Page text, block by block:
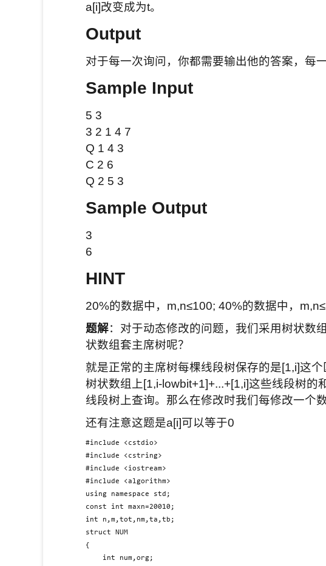
a[i]改变成为t。
Output
对于每一次询问，你都需要输出他的答案，每
Sample Input
5 3
3 2 1 4 7
Q 1 4 3
C 2 6
Q 2 5 3
Sample Output
3
6
HINT
20%的数据中，m,n≤100; 40%的数据中，
题解：对于动态修改的问题，我们采用树状数
状数组套主席树呢？
就是正常的主席树每棵线段树保存的是[1,i]这
树状数组上[1,i-lowbit+1]+...+[1,i]这些线段树
线段树上查询。那么在修改时我们每修改一个
还有注意这题是a[i]可以等于0
#include <cstdio>
#include <cstring>
#include <iostream>
#include <algorithm>
using namespace std;
const int maxn=20010;
int n,m,tot,nm,ta,tb;
struct NUM
{
    int num,org;